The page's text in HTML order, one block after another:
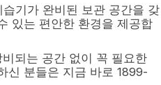
기가 완비된 보관 공간을 갖
있는 편안한 환경을 제공합
되는 공간 없이 꼭 필요한
신 분들은 지금 바로 1899-